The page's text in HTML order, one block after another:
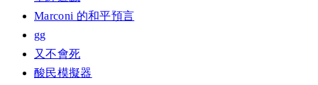
Marconi 的和平預言
gg
又不會死
酸民模擬器